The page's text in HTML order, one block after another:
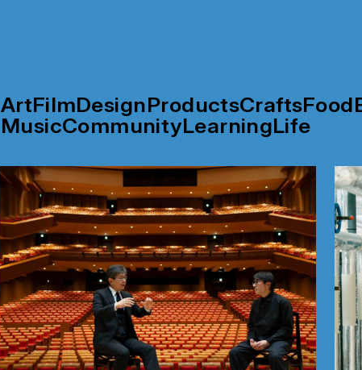
ArtFilmDesignProductsCraftsFood
MusicCommunityLearningLife